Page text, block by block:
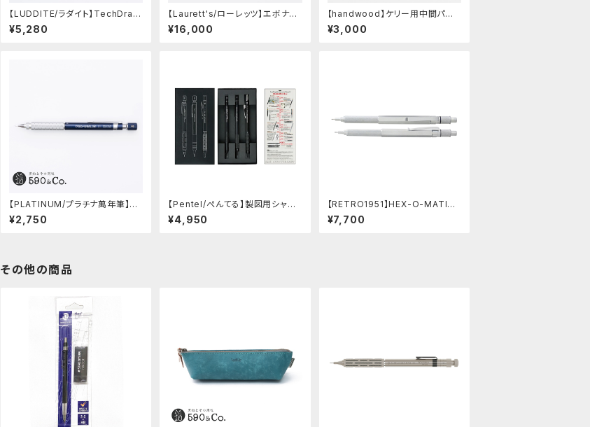
【LUDDITE/ラダイト】TechDraw
2 グラデーションモデル (LDB-MP
2GB1-05)
¥5,280
【Laurett's/ローレッツ】エボナイ
トシャープペンシル (藍)
¥16,000
【handwood】ケリー用中間パー
ツ/カスタムグリップ (縦溝/超超ジ
ュラルミン)
¥3,000
【PLATINUM/プラチナ萬年筆】PR
O-USE 241 シャープペンシル (ブ
ルー/0.5mm)
¥2,750
【Pentel/ぺんてる】製図用シャー
プペンシル 60周年限定3本セット
¥4,950
【RETRO1951】HEX-O-MATIC
ヘクソマティックシャープペンシル
(シルバー)
¥7,700
その他の商品